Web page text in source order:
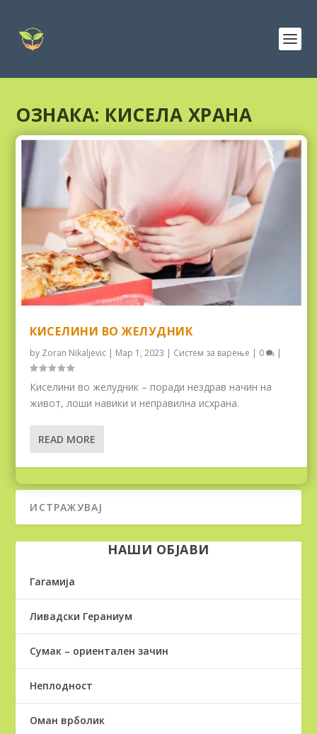
ОЗНАКА: КИСЕЛА ХРАНА
КИСЕЛИНИ ВО ЖЕЛУДНИК
by Zoran Nikaljevic | Мар 1, 2023 | Систем за варење | 0 |
Киселини во желудник – поради нездрав начин на
живот, лоши навики и неправилна исхрана.
READ MORE
НАШИ ОБЈАВИ
Гагамија
Ливадски Гераниум
Сумак – ориентален зачин
Неплодност
Оман врболик